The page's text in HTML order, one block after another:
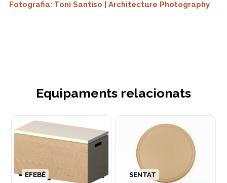
Fotografia: Toni Santiso | Architecture Photography
Equipaments relacionats
EFEBÉ SENTAT